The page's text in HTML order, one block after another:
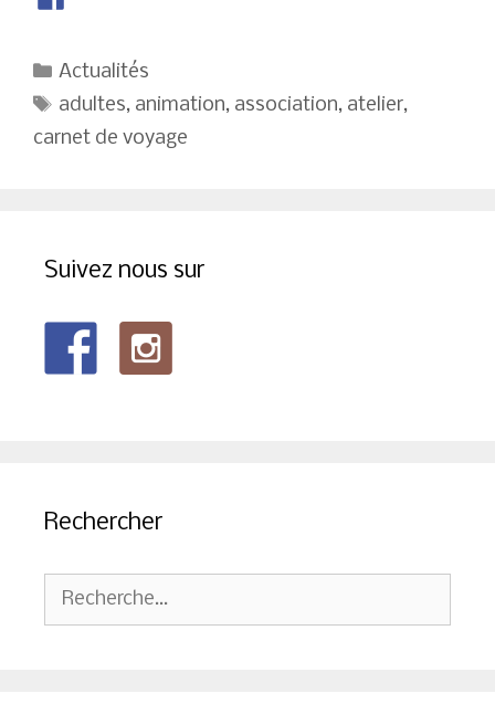
Catégories
Actualités
Étiquettes
adultes, animation, association, atelier,
carnet de voyage
Suivez nous sur
Rechercher
Rechercher :